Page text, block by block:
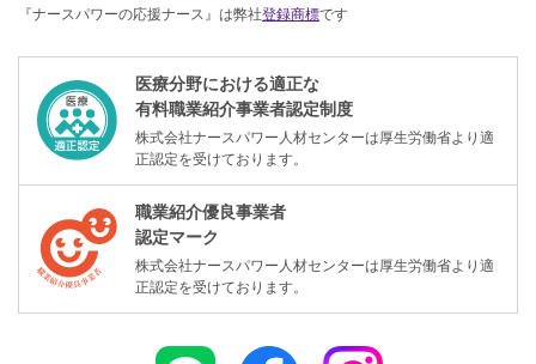
『ナースパワーの応援ナース』は弊社登録商標です
医療分野における適正な
有料職業紹介事業者認定制度
株式会社ナースパワー人材センターは厚生労働省より適
正認定を受けております。
職業紹介優良事業者
認定マーク
株式会社ナースパワー人材センターは厚生労働省より適
正認定を受けております。